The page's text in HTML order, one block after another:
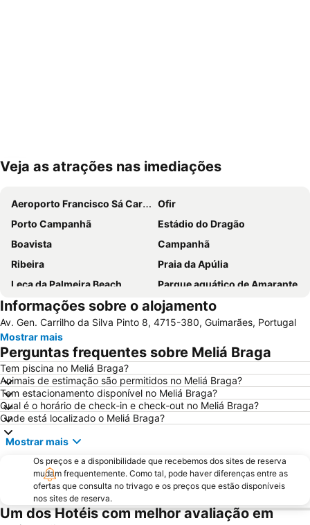
Ampliar mapa
Veja as atrações nas imediações
Aeroporto Francisco Sá Carneiro
Ofir
Porto Campanhã
Estádio do Dragão
Boavista
Campanhã
Ribeira
Praia da Apúlia
Leça da Palmeira Beach
Parque aquático de Amarante
Pavilhão Multiusos Gondomar
Magikland
Pavilhão Rosa Mota
Norteshopping
Rua Santa Catarina
Baixa
Centro Histórico do Porto
Casa da Música
Estação São Bento
Aver-o-Mar Beach
Santuário de São Bento da Porta Aberta
Parque Nacional da Peneda-Gerês
Matosinhos Beach
Parque da Cidade
Aldeia Histórica de Soajo
da Póvoa de Varzim
Praia Fluvial de Vilar da Veiga
Vila Praia de Âncora
Edificio da Alfândega
Braga Parque
Mercado do Bolhão
Informações sobre o alojamento
Av. Gen. Carrilho da Silva Pinto 8, 4715-380, Guimarães, Portugal
Mostrar mais
Perguntas frequentes sobre Meliá Braga
Tem piscina no Meliá Braga?
Animais de estimação são permitidos no Meliá Braga?
Tem estacionamento disponível no Meliá Braga?
Qual é o horário de check-in e check-out no Meliá Braga?
Onde está localizado o Meliá Braga?
Mostrar mais
Os preços e a disponibilidade que recebemos dos sites de reserva
mudam frequentemente. Como tal, pode haver diferenças entre as
ofertas que consulta no trivago e os preços que estão disponíveis
nos sites de reserva.
Um dos Hotéis com melhor avaliação em